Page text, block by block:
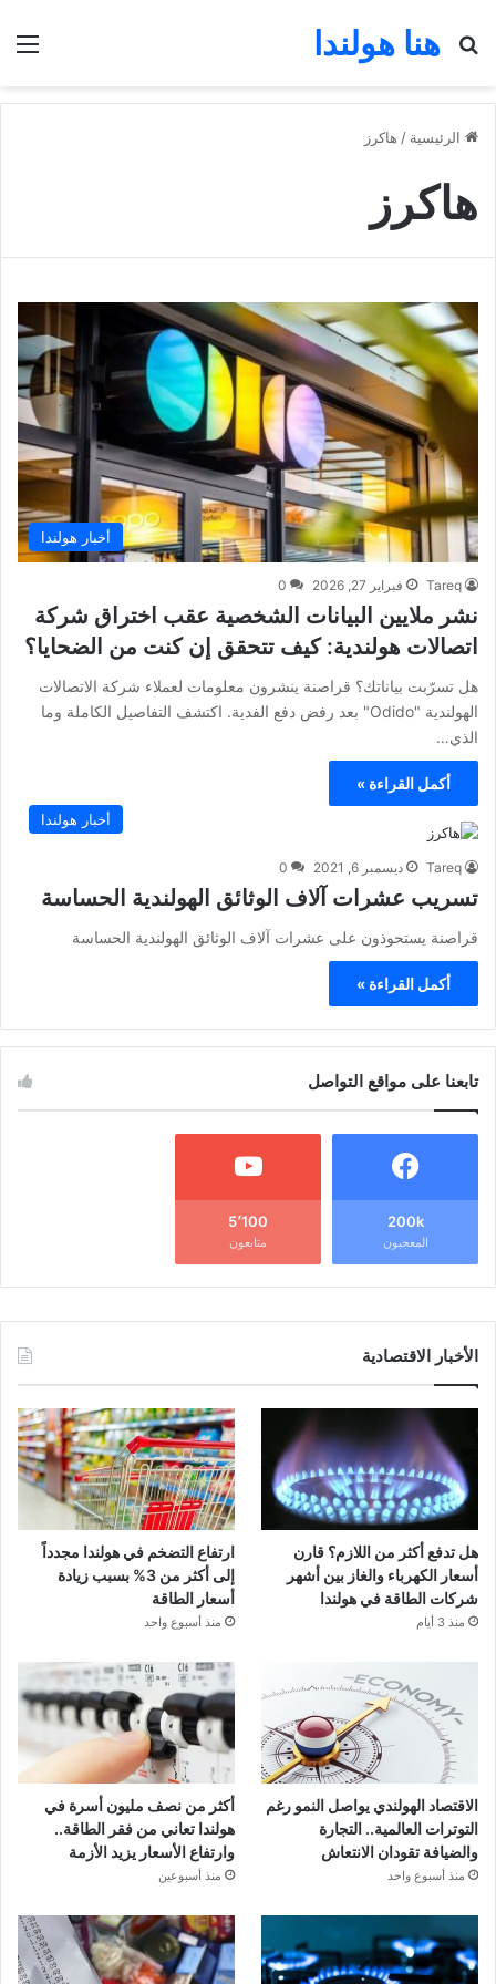
هنا هولندا
بحث عن
الرئيسية / هاكرز
هاكرز
أخبار هولندا
Tareq فبراير 27, 2026 0
نشر ملايين البيانات الشخصية عقب اختراق شركة
اتصالات هولندية: كيف تتحقق إن كنت من الضحايا؟
هل تسرّبت بياناتك؟ قراصنة ينشرون معلومات لعملاء شركة الاتصالات
الهولندية "Odido" بعد رفض دفع الفدية. اكتشف التفاصيل الكاملة وما
الذي…
أكمل القراءة »
أخبار هولندا
Tareq ديسمبر 6, 2021 0
تسريب عشرات آلاف الوثائق الهولندية الحساسة
قراصنة يستحوذون على عشرات آلاف الوثائق الهولندية الحساسة
أكمل القراءة »
تابعنا على مواقع التواصل
200k
المعجبون
5٬100
متابعون
الأخبار الاقتصادية
هل تدفع أكثر من اللازم؟ قارن
أسعار الكهرباء والغاز بين أشهر
شركات الطاقة في هولندا
منذ 3 أيام
ارتفاع التضخم في هولندا مجدداً
إلى أكثر من 3% بسبب زيادة
أسعار الطاقة
منذ أسبوع واحد
الاقتصاد الهولندي يواصل النمو رغم
التوترات العالمية.. التجارة
والضيافة تقودان الانتعاش
منذ أسبوع واحد
أكثر من نصف مليون أسرة في
هولندا تعاني من فقر الطاقة..
وارتفاع الأسعار يزيد الأزمة
منذ أسبوعين